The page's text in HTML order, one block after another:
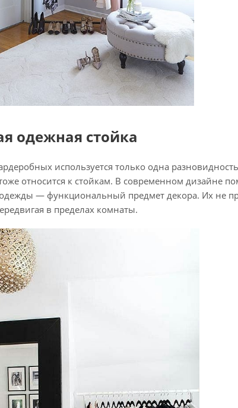
одежная стойка
используется только одна
относится к стойкам. В современном дизайне
— функциональный предмет декора. Их не
в пределах комнаты.